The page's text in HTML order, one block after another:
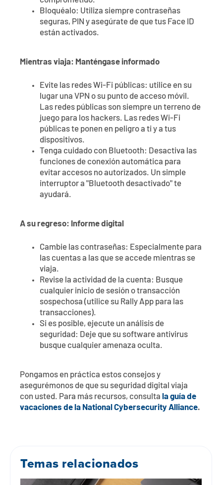
Bloquéalo: Utiliza siempre contraseñas
seguras, PIN y asegúrate de que tus Face ID
están activados.
Mientras viaja: Manténgase informado
Evite las redes Wi-Fi públicas: utilice en su
lugar una VPN o su punto de acceso móvil.
Las redes públicas son siempre un terreno de
juego para los hackers. Las redes Wi-Fi
públicas te ponen en peligro a ti y a tus
dispositivos.
Tenga cuidado con Bluetooth: Desactiva las
funciones de conexión automática para
evitar accesos no autorizados. Un simple
interruptor a "Bluetooth desactivado" te
ayudará.
A su regreso: Informe digital
Cambie las contraseñas: Especialmente para
las cuentas a las que se accede mientras se
viaja.
Revise la actividad de la cuenta: Busque
cualquier inicio de sesión o transacción
sospechosa (utilice su Rally App para las
transacciones).
Si es posible, ejecute un análisis de
seguridad: Deje que su software antivirus
busque cualquier amenaza oculta.
Pongamos en práctica estos consejos y
asegurémonos de que su seguridad digital viaja
con usted. Para más recursos, consulta la guía de
vacaciones de la National Cybersecurity Alliance.
Temas relacionados